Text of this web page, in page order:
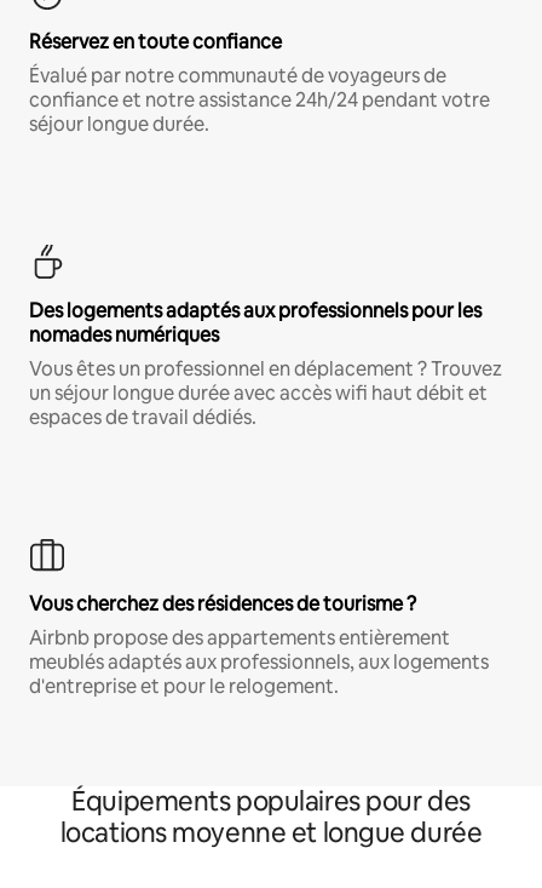
Réservez en toute confiance
Évalué par notre communauté de voyageurs de
confiance et notre assistance 24h/24 pendant votre
séjour longue durée.
Des logements adaptés aux professionnels pour les
nomades numériques
Vous êtes un professionnel en déplacement ? Trouvez
un séjour longue durée avec accès wifi haut débit et
espaces de travail dédiés.
Vous cherchez des résidences de tourisme ?
Airbnb propose des appartements entièrement
meublés adaptés aux professionnels, aux logements
d'entreprise et pour le relogement.
Équipements populaires pour des
locations moyenne et longue durée